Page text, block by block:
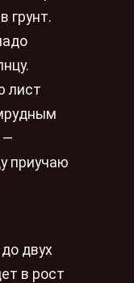
грунт.
лист
—
приучаю
двух
в рост